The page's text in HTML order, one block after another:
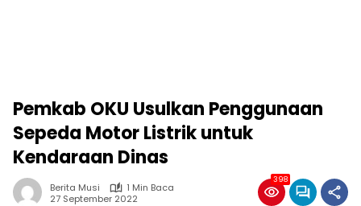
Pemkab OKU Usulkan Penggunaan
Sepeda Motor Listrik untuk
Kendaraan Dinas
Berita Musi
1 Min Baca
27 September 2022
398